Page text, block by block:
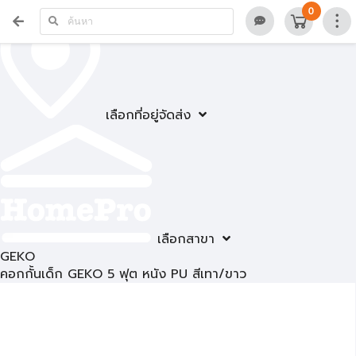
เลือกที่อยู่จัดส่ง
เลือกสาขา
0
GEKO
คอกกั้นเด็ก GEKO 5 ฟุต หนัง PU สีเทา/ขาว